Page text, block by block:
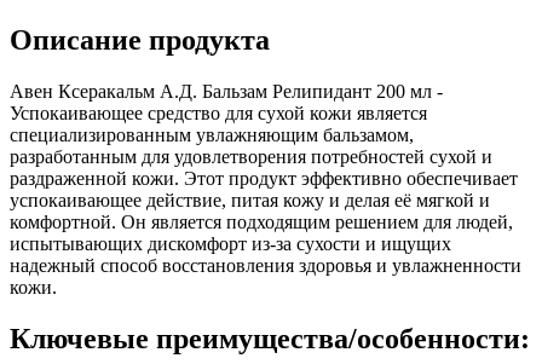
Описание продукта
Авен Ксеракальм А.Д. Бальзам Релипидант 200 мл -
Успокаивающее средство для сухой кожи является
специализированным увлажняющим бальзамом,
разработанным для удовлетворения потребностей сухой и
раздраженной кожи. Этот продукт эффективно обеспечивает
успокаивающее действие, питая кожу и делая её мягкой и
комфортной. Он является подходящим решением для людей,
испытывающих дискомфорт из-за сухости и ищущих
надежный способ восстановления здоровья и увлажненности
кожи.
Ключевые преимущества/особенности: